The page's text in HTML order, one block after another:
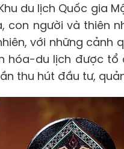
du lịch Quốc gia
con người và thiên
với những cảnh
hóa-du lịch được
thu hút đầu tư,